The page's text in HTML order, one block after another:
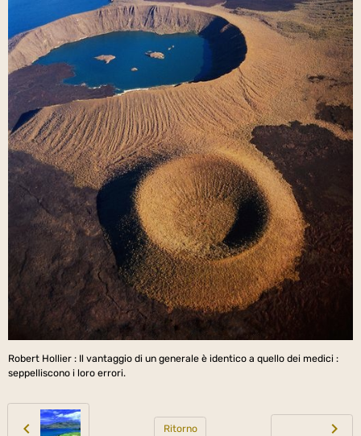
Robert Hollier : Il vantaggio di un generale è identico a quello dei medici :
seppelliscono i loro errori.
Ritorno